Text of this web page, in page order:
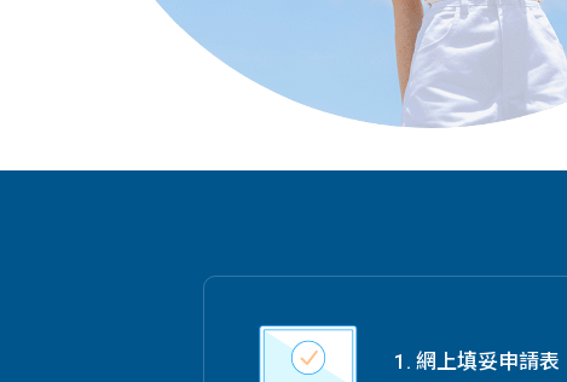
1. 網上填妥申請表